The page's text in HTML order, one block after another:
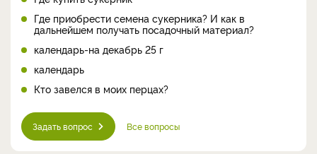
Где приобрести семена сукерника? И как в
дальнейшем получать посадочный материал?
календарь-на декабрь 25 г
календарь
Кто завелся в моих перцах?
Задать вопрос Все вопросы